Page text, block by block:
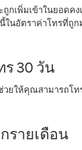
ถูกเพิ่มเข้าในยอด
ในอัตราค่าโทรที่ถูก
ร 30 วัน
วยให้คุณสามารถโ
รายเดือน